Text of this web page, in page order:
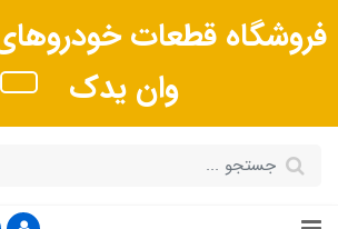
فروشگاه قطعات
وان یدک